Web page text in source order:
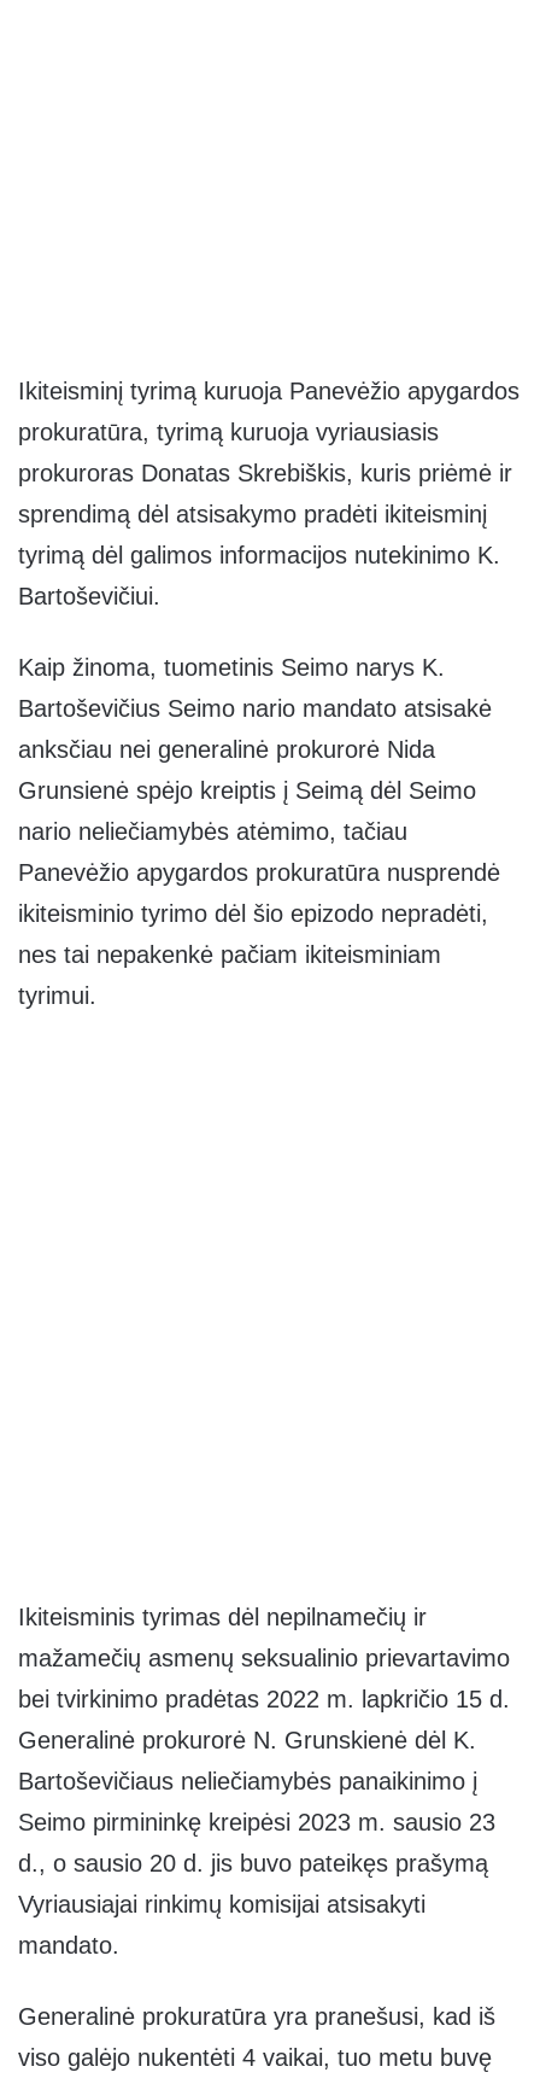
Ikiteisminį tyrimą kuruoja Panevėžio apygardos
prokuratūra, tyrimą kuruoja vyriausiasis
prokuroras Donatas Skrebiškis, kuris priėmė ir
sprendimą dėl atsisakymo pradėti ikiteisminį
tyrimą dėl galimos informacijos nutekinimo K.
Bartoševičiui.
Kaip žinoma, tuometinis Seimo narys K.
Bartoševičius Seimo nario mandato atsisakė
anksčiau nei generalinė prokurorė Nida
Grunsienė spėjo kreiptis į Seimą dėl Seimo
nario neliečiamybės atėmimo, tačiau
Panevėžio apygardos prokuratūra nusprendė
ikiteisminio tyrimo dėl šio epizodo nepradėti,
nes tai nepakenkė pačiam ikiteisminiam
tyrimui.
Ikiteisminis tyrimas dėl nepilnamečių ir
mažamečių asmenų seksualinio prievartavimo
bei tvirkinimo pradėtas 2022 m. lapkričio 15 d.
Generalinė prokurorė N. Grunskienė dėl K.
Bartoševičiaus neliečiamybės panaikinimo į
Seimo pirmininkę kreipėsi 2023 m. sausio 23
d., o sausio 20 d. jis buvo pateikęs prašymą
Vyriausiajai rinkimų komisijai atsisakyti
mandato.
Generalinė prokuratūra yra pranešusi, kad iš
viso galėjo nukentėti 4 vaikai, tuo metu buvę